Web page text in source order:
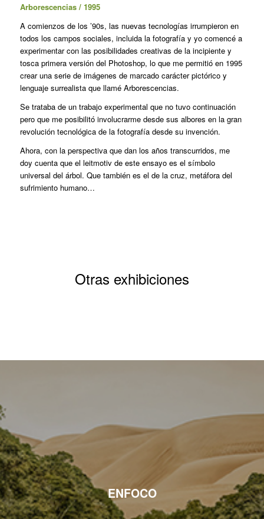
Arborescencias / 1995
A comienzos de los ’90s, las nuevas tecnologías irrumpieron en
todos los campos sociales, incluida la fotografía y yo comencé a
experimentar con las posibilidades creativas de la incipiente y
tosca primera versión del Photoshop, lo que me permitió en 1995
crear una serie de imágenes de marcado carácter pictórico y
lenguaje surrealista que llamé Arborescencias.
Se trataba de un trabajo experimental que no tuvo continuación
pero que me posibilitó involucrarme desde sus albores en la gran
revolución tecnológica de la fotografía desde su invención.
Ahora, con la perspectiva que dan los años transcurridos, me
doy cuenta que el leitmotiv de este ensayo es el símbolo
universal del árbol. Que también es el de la cruz, metáfora del
sufrimiento humano…
Otras exhibiciones
ENFOCO